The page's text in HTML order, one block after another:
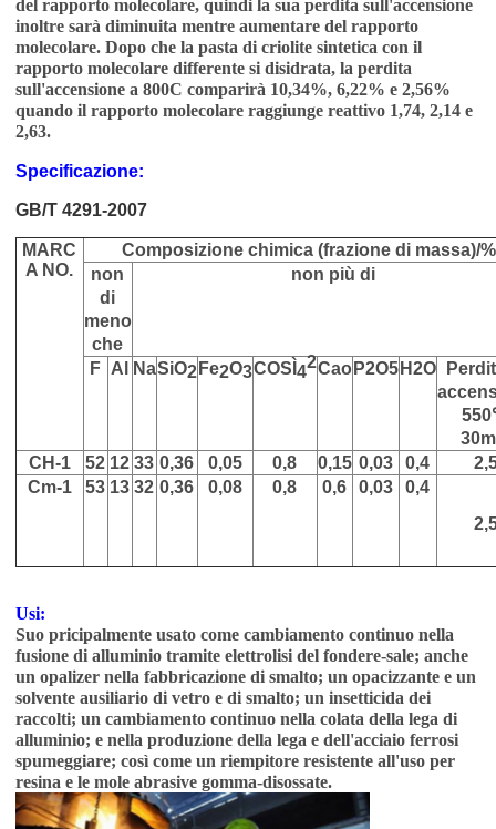
del rapporto molecolare, quindi la sua perdita sull'accensione
inoltre sarà diminuita mentre aumentare del rapporto
molecolare. Dopo che la pasta di criolite sintetica con il
rapporto molecolare differente si disidrata, la perdita
sull'accensione a 800C comparirà 10,34%, 6,22% e 2,56%
quando il rapporto molecolare raggiunge reattivo 1,74, 2,14 e
2,63.
Specificazione:
GB/T 4291-2007
MARC
A NO.
Composizione chimica (frazione di massa)/%
non
di
meno
che
non più di
F Al NaSiO2 Fe2O3COSÌ 4
2Cao P2O5 H2O
CH-1
52 12 33 0,36 0,05 0,8 0,15 0,03 0,4
Cm-1
53 13 32 0,36 0,08 0,8 0,6 0,03
0,4
Usi:
Suo pricipalmente usato come cambiamento continuo nella
fusione di alluminio tramite elettrolisi del fondere-sale; anche
un opalizer nella fabbricazione di smalto; un opacizzante e un
solvente ausiliario di vetro e di smalto; un insetticida dei
raccolti; un cambiamento continuo nella colata della lega di
alluminio; e nella produzione della lega e dell'acciaio ferrosi
spumeggiare; così come un riempitore resistente all'uso per
resina e le mole abrasive gomma-disossate.